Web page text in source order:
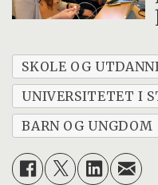
SKOLE OG
UNIVERSITETET I
BARN OG UNGDOM